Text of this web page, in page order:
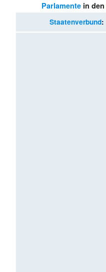
Parlamente in den
Staatenverbund: